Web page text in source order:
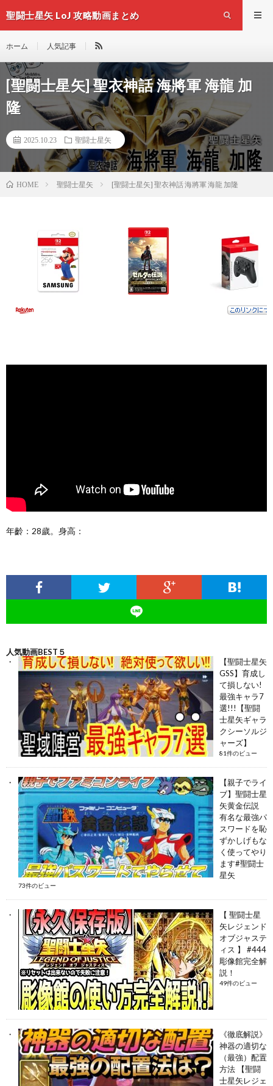
聖闘士星矢 LoJ 攻略動画まとめ
ホーム 人気記事
[聖闘士星矢] 聖衣神話 海將軍 海龍 加
隆
2025.10.23 聖闘士星矢
HOME 聖闘士星矢 [聖闘士星矢] 聖衣神話 海將軍 海龍 加隆
年齡：28歲。身高：
人気動画BEST５
【聖闘士星矢
GSS】育成し
て損しない!
最強キャラ7
選!!!【聖闘
士星矢ギャラ
クシーソルジ
ャーズ】
81件のビュー
【親子でライ
ブ】聖闘士星
矢黄金伝説
有名な最強パ
スワードを恥
ずかしげもな
く使ってやり
ます#聖闘士
星矢
73件のビュー
【 聖闘士星
矢レジェンド
オブジャステ
ィス 】 #444
彫像館完全解
説！
49件のビュー
《徹底解説》
神器の適切な
（最強）配置
方法 【聖闘
士星矢レジェ